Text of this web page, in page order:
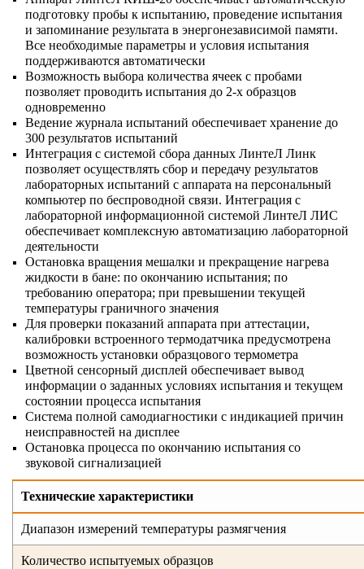
подготовку пробы к испытанию, проведение испытания
и запоминание результата в энергонезависимой памяти.
Все необходимые параметры и условия испытания
поддерживаются автоматически
Возможность выбора количества ячеек с пробами
позволяет проводить испытания до 2-х образцов
одновременно
Ведение журнала испытаний обеспечивает хранение до
300 результатов испытаний
Интеграция с системой сбора данных ЛинтеЛ Линк
позволяет осуществлять сбор и передачу результатов
лабораторных испытаний с аппарата на персональный
компьютер по беспроводной связи. Интеграция с
лабораторной информационной системой ЛинтеЛ ЛИС
обеспечивает комплексную автоматизацию лабораторной
деятельности
Остановка вращения мешалки и прекращение нагрева
жидкости в бане: по окончанию испытания; по
требованию оператора; при превышении текущей
температуры граничного значения
Для проверки показаний аппарата при аттестации,
калибровки встроенного термодатчика предусмотрена
возможность установки образцового термометра
Цветной сенсорный дисплей обеспечивает вывод
информации о заданных условиях испытания и текущем
состоянии процесса испытания
Система полной самодиагностики с индикацией причин
неисправностей на дисплее
Остановка процесса по окончанию испытания со
звуковой сигнализацией
Технические характеристики
Диапазон измерений температуры размягчения
Количество испытуемых образцов